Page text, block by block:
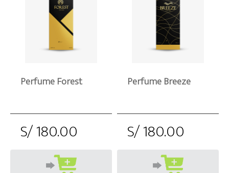
Perfume Forest
S/ 180.00
Perfume Breeze
S/ 180.00